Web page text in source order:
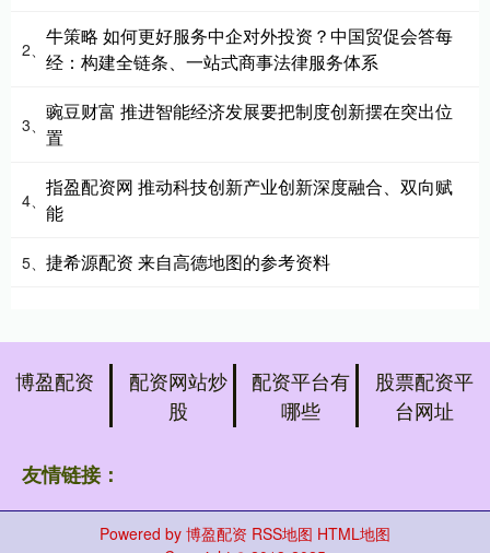
2、
牛策略 如何更好服务中企对外投资？中国贸促会答每
经：构建全链条、一站式商事法律服务体系
3、
豌豆财富 推进智能经济发展要把制度创新摆在突出位
置
4、
指盈配资网 推动科技创新产业创新深度融合、双向赋
能
5、 捷希源配资 来自高德地图的参考资料
博盈配资
配资网站炒
股
配资平台有
哪些
股票配资平
台网址
友情链接：
Powered by 博盈配资 RSS地图 HTML地图